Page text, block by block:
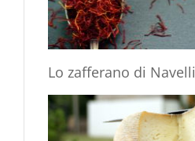
Lo zafferano di Navelli